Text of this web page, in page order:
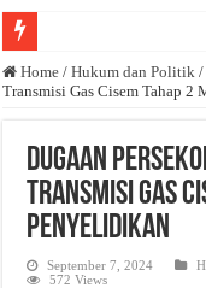
Anda butuh promosi usaha?
Dibutuhkan Marketing.
Home / Hukum dan Politik /
Transmisi Gas Cisem Tahap 2
Dugaan
Transmisi Gas
Penyelidikan
September 7, 2024
572 Views